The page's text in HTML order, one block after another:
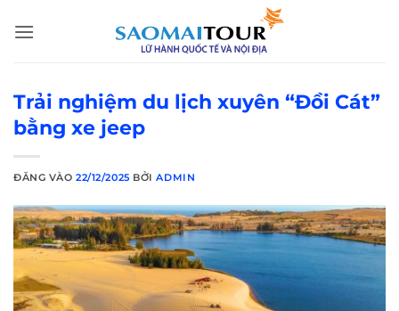
qua
Trải nghiệm du lịch xuyên “Đồi Cát”
bằng xe jeep
ĐĂNG VÀO22/12/2025 BỞIADMIN